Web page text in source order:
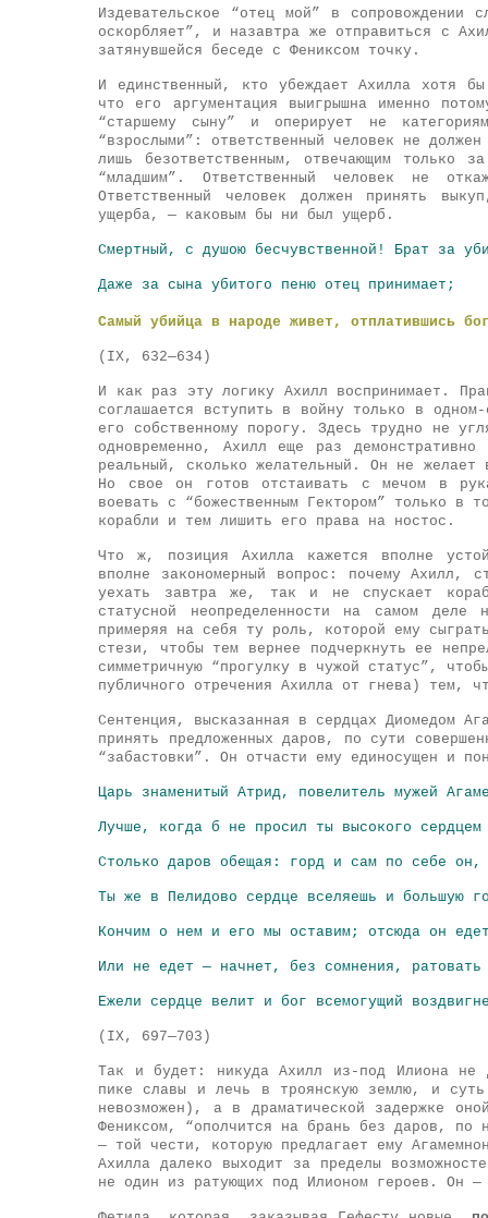
Издевательское “отец мой” в сопровождении
оскорбляет”, и назавтра же отправиться с
затянувшейся беседе с Фениксом точку.
И единственный, кто убеждает Ахилла хотя
что его аргументация выигрышна именно
“старшему сыну” и оперирует не
“взрослыми”: ответственный человек не
лишь безответственным, отвечающим только
“младшим”. Ответственный человек не
Ответственный человек должен принять
ущерба, — каковым бы ни был ущерб.
Смертный, с душою бесчувственной! Брат за
Даже за сына убитого пеню отец принимает;
Самый убийца в народе живет, отплатившись
(IX, 632—634)
И как раз эту логику Ахилл воспринимает.
соглашается вступить в войну только в
его собственному порогу. Здесь трудно не
одновременно, Ахилл еще раз
реальный, сколько желательный. Он не
Но свое он готов отстаивать с мечом в
воевать с “божественным Гектором” только в
корабли и тем лишить его права на ностос.
Что ж, позиция Ахилла кажется вполне
вполне закономерный вопрос: почему Ахилл,
уехать завтра же, так и не спускает
статусной неопределенности на самом
примеряя на себя ту роль, которой ему
стези, чтобы тем вернее подчеркнуть ее
симметричную “прогулку в чужой статус”,
публичного отречения Ахилла от гнева) тем,
Сентенция, высказанная в сердцах Диомедом
принять предложенных даров, по сути
“забастовки”. Он отчасти ему единосущен и
Царь знаменитый Атрид, повелитель мужей
Лучше, когда б не просил ты высокого сердцем
Столько даров обещая: горд и сам по себе он,
Ты же в Пелидово сердце вселяешь и большую
Кончим о нем и его мы оставим; отсюда он
Или не едет — начнет, без сомнения, ратовать
Ежели сердце велит и бог всемогущий
(IX, 697—703)
Так и будет: никуда Ахилл из-под Илиона не
пике славы и лечь в троянскую землю, и
невозможен), а в драматической задержке
Фениксом, “ополчится на брань без даров, по
— той чести, которую предлагает ему
Ахилла далеко выходит за пределы
не один из ратующих под Илионом героев. Он